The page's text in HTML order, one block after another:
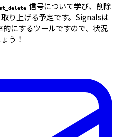
信号について学び、削除
り上げる予定です。Signalsは
にするツールですので、状況
う！